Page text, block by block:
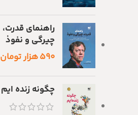
راهنمای قدرت،
چیرگی و نفوذ
۵۹۰هزار تومان
چگونه زنده ایم